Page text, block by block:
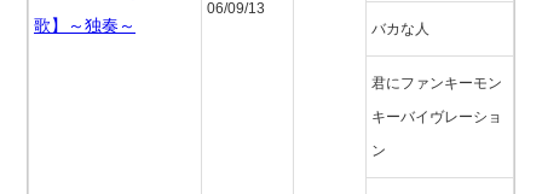
歌】～独奏～
06/09/13
バカな人
君にファンキーモン
キーバイヴレーショ
ン